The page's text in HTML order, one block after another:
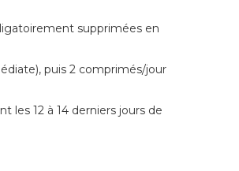
supprimées en
puis 2 comprimés/jour
les 12 à 14 derniers jours de